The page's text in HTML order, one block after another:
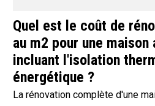
Quel est le coût de
au m2 pour une maison
incluant l'isolation
énergétique ?
La rénovation complète d'une